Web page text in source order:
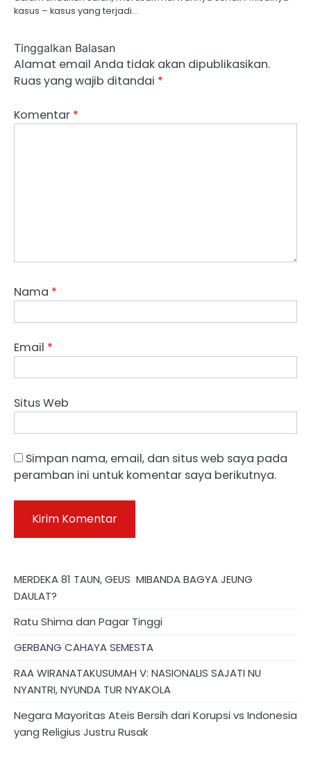
kasus – kasus yang terjadi…
Tinggalkan Balasan
Alamat email Anda tidak akan dipublikasikan.
Ruas yang wajib ditandai *
Komentar *
Nama *
Email *
Situs Web
Simpan nama, email, dan situs web saya pada
peramban ini untuk komentar saya berikutnya.
MERDEKA 81 TAUN, GEUS MIBANDA BAGYA JEUNG
DAULAT?
Ratu Shima dan Pagar Tinggi
GERBANG CAHAYA SEMESTA
RAA WIRANATAKUSUMAH V: NASIONALIS SAJATI NU
NYANTRI, NYUNDA TUR NYAKOLA
Negara Mayoritas Ateis Bersih dari Korupsi vs Indonesia
yang Religius Justru Rusak